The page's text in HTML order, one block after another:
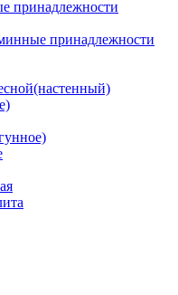
принадлежности
принадлежности